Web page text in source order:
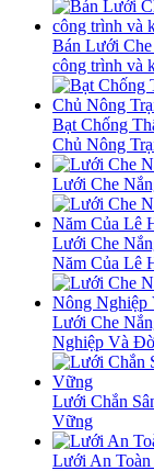
Bán Lưới
công trình và
Bạt Chống
Chủ Nông
Lưới Che
Lưới Che
Năm Của Lê
Lưới Che
Nghiệp Và
Lưới Chắn
Vững
Lưới An